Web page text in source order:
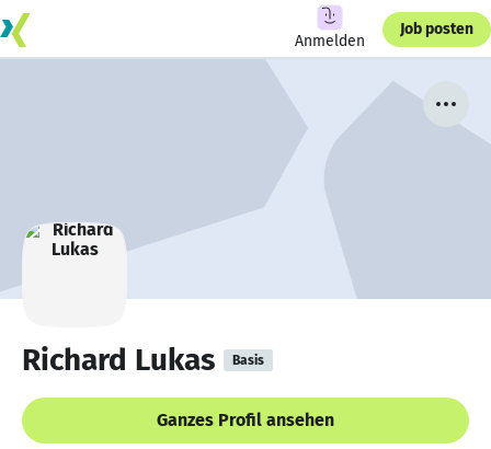
Anmelden
Job posten
Richard Lukas Basis
Ganzes Profil ansehen